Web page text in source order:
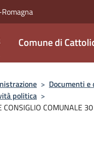
Comune di
> Documenti e
politica >
CONSIGLIO COMUNALE